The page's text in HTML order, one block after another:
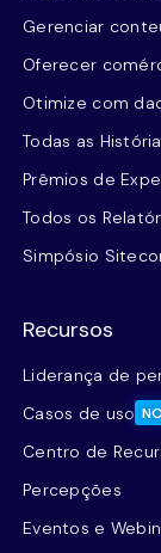
Gerenciar
Oferecer
Otimize com
Todas as
Prêmios de
Todos os
Simpósio
Recursos
Liderança de
Casos de uso
Centro de
Percepções
Eventos e